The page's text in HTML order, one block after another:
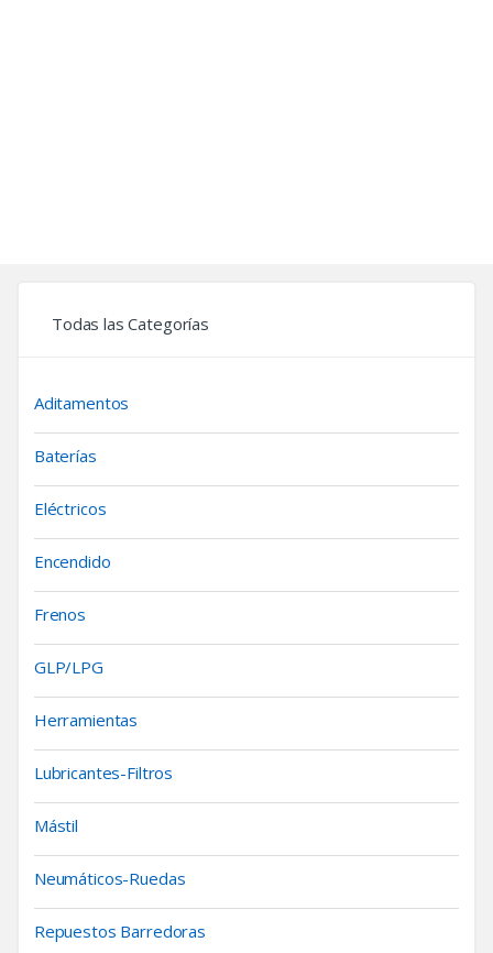
Todas las Categorías
Aditamentos
Baterías
Eléctricos
Encendido
Frenos
GLP/LPG
Herramientas
Lubricantes-Filtros
Mástil
Neumáticos-Ruedas
Repuestos Barredoras